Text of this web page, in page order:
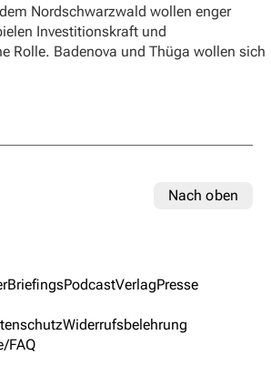
Nordschwarzwald wollen enger
Investitionskraft und
Rolle. Badenova und Thüga wollen sich
Nach oben
BriefingsPodcastVerlagPresse
Widerrufsbelehrung
FAQ